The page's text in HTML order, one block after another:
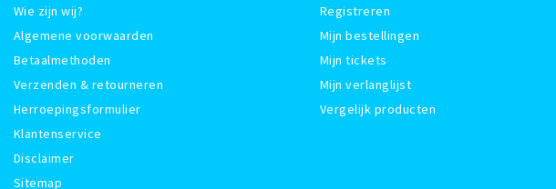
Wie zijn wij?
Algemene voorwaarden
Betaalmethoden
Verzenden & retourneren
Herroepingsformulier
Klantenservice
Disclaimer
Sitemap
Registreren
Mijn bestellingen
Mijn tickets
Mijn verlanglijst
Vergelijk producten